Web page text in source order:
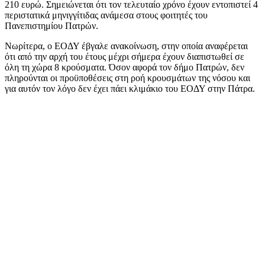
210 ευρώ. Σημειώνεται ότι τον τελευταίο χρόνο έχουν εντοπιστεί 4
περιστατικά μηνιγγίτιδας ανάμεσα στους φοιτητές του
Πανεπιστημίου Πατρών.
Νωρίτερα, ο ΕΟΔΥ έβγαλε ανακοίνωση, στην οποία αναφέρεται
ότι από την αρχή του έτους μέχρι σήμερα έχουν διαπιστωθεί σε
όλη τη χώρα 8 κρούσματα. Όσον αφορά τον δήμο Πατρών, δεν
πληρούνται οι προϋποθέσεις στη ροή κρουσμάτων της νόσου και
για αυτόν τον λόγο δεν έχει πάει κλιμάκιο του ΕΟΔΥ στην Πάτρα.